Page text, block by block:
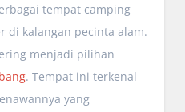
tempat camping
di kalangan pecinta alam.
menjadi pilihan
. Tempat ini terkenal
yang